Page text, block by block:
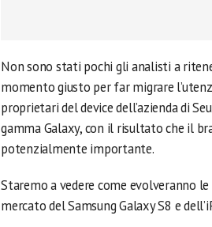
Non sono stati pochi gli analisti a
momento giusto per far migrare
proprietari del device dell’azienda di
gamma Galaxy, con il risultato che il
potenzialmente importante.
Staremo a vedere come evolveranno le
mercato del Samsung Galaxy S8 e